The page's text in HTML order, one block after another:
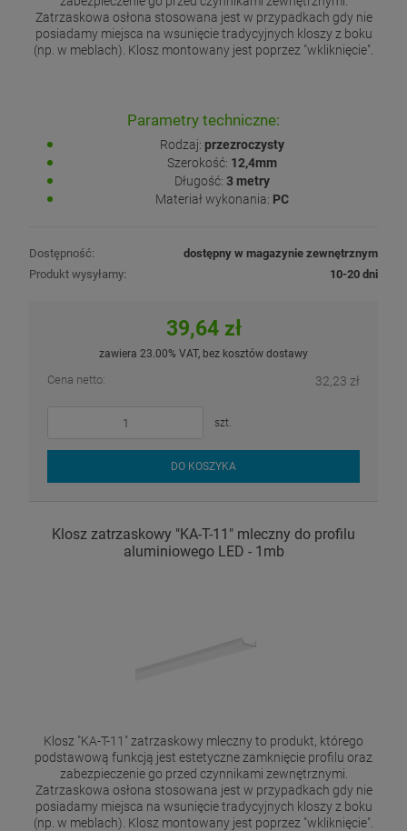
Zatrzaskowa osłona stosowana jest w przypadkach gdy nie
posiadamy miejsca na wsunięcie tradycyjnych kloszy z boku
(np. w meblach). Klosz montowany jest poprzez "wkliknięcie".
Parametry techniczne:
Rodzaj: przezroczysty
Szerokość: 12,4mm
Długość: 3 metry
Materiał wykonania: PC
Dostępność:
dostępny w magazynie zewnętrznym
Produkt wysyłamy:
10-20 dni
39,64 zł
zawiera 23.00% VAT, bez kosztów dostawy
Cena netto: 32,23 zł
szt.
DO KOSZYKA
Klosz zatrzaskowy "KA-T-11" mleczny do profilu
aluminiowego LED - 1mb
Klosz "KA-T-11" zatrzaskowy mleczny to produkt, którego
podstawową funkcją jest estetyczne zamknięcie profilu oraz
zabezpieczenie go przed czynnikami zewnętrznymi.
Zatrzaskowa osłona stosowana jest w przypadkach gdy nie
posiadamy miejsca na wsunięcie tradycyjnych kloszy z boku
(np. w meblach). Klosz montowany jest poprzez "wkliknięcie".